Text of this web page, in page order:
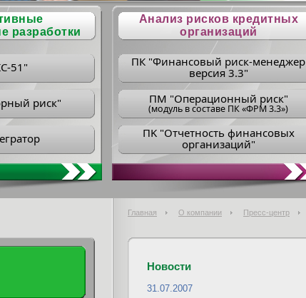
разработки
51"
риск"
Анализ рисков кредитных
организаций
ПК "Финансовый риск-менеджер
версия 3.3"
ПM "Операционный риск"
(модуль в составе ПК «ФРМ 3.3»)
ПK "Отчетность финансовых
организаций"
Главная О компании Пресс-центр
Новости
31.07.2007